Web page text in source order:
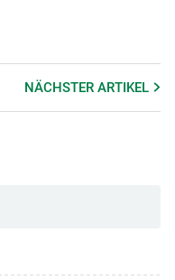
NÄCHSTERARTIKEL